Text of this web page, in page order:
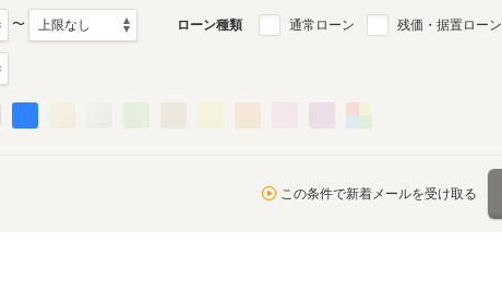
〜 ローン種類 通常ローン 残価・据置ローン
この条件で新着メールを受け取る